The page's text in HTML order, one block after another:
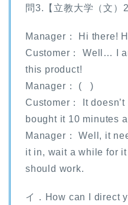
問3.【立教大学（文）
Manager： Hi there!
Customer： Well… I
this product!
Manager： ( )
Customer： It
bought it 10 minutes
Manager： Well, it
it in, wait a while for
should work.
イ．How can I direct